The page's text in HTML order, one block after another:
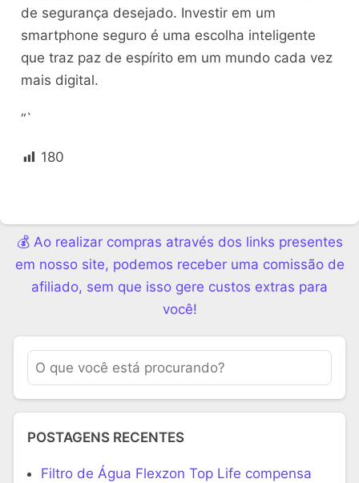
de segurança desejado. Investir em um
smartphone seguro é uma escolha inteligente
que traz paz de espírito em um mundo cada vez
mais digital.
“`
180
💰 Ao realizar compras através dos links presentes
em nosso site, podemos receber uma comissão de
afiliado, sem que isso gere custos extras para
você!
POSTAGENS RECENTES
Filtro de Água Flexzon Top Life compensa